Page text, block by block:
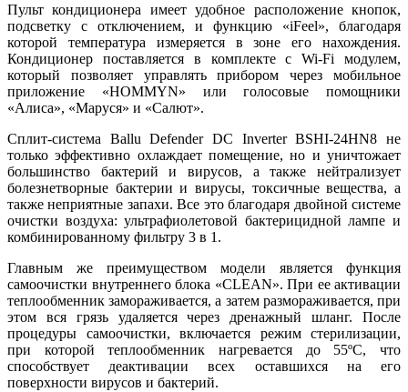
Пульт кондиционера имеет удобное расположение кнопок,
подсветку с отключением, и функцию «iFeel», благодаря
которой температура измеряется в зоне его нахождения.
Кондиционер поставляется в комплекте с Wi-Fi модулем,
который позволяет управлять прибором через мобильное
приложение «HOMMYN» или голосовые помощники
«Алиса», «Маруся» и «Салют».
Сплит-система Ballu Defender DC Inverter BSHI-24HN8 не
только эффективно охлаждает помещение, но и уничтожает
большинство бактерий и вирусов, а также нейтрализует
болезнетворные бактерии и вирусы, токсичные вещества, а
также неприятные запахи. Все это благодаря двойной системе
очистки воздуха: ультрафиолетовой бактерицидной лампе и
комбинированному фильтру 3 в 1.
Главным же преимуществом модели является функция
самоочистки внутреннего блока «CLEAN». При ее активации
теплообменник замораживается, а затем размораживается, при
этом вся грязь удаляется через дренажный шланг. После
процедуры самоочистки, включается режим стерилизации,
при которой теплообменник нагревается до 55ºС, что
способствует деактивации всех оставшихся на его
поверхности вирусов и бактерий.